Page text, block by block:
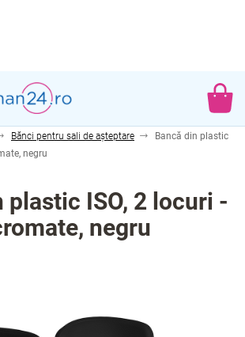
DE
Bănci pentru sali de așteptare
Bancă din plastic
negru
plastic ISO, 2 locuri -
negru